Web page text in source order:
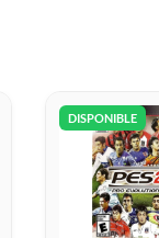
DISPONIBLE